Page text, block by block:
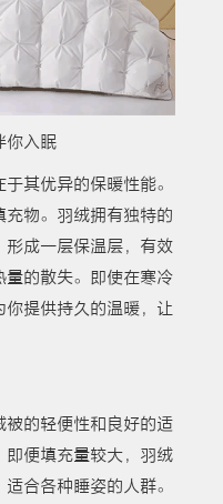
你入眠
其优异的保暖性能。
物。羽绒拥有独特的
形成一层保温层，有效
量的散失。即使在寒冷
提供持久的温暖，让
被的轻便性和良好的适
即便填充量较大，羽绒
合各种睡姿的人群。